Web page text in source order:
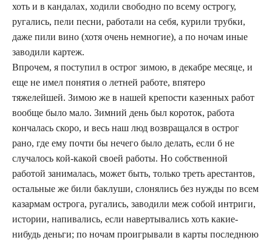
хоть и в кандалах, ходили свободно по всему острогу,
ругались, пели песни, работали на себя, курили трубки,
даже пили вино (хотя очень немногие), а по ночам иные
заводили картеж.
Впрочем, я поступил в острог зимою, в декабре месяце, и
еще не имел понятия о летней работе, впятеро
тяжелейшей. Зимою же в нашей крепости казенных работ
вообще было мало. Зимний день был короток, работа
кончалась скоро, и весь наш люд возвращался в острог
рано, где ему почти бы нечего было делать, если б не
случалось кой-какой своей работы. Но собственной
работой занималась, может быть, только треть арестантов,
остальные же били баклуши, слонялись без нужды по всем
казармам острога, ругались, заводили меж собой интриги,
истории, напивались, если навертывались хоть какие-
нибудь деньги; по ночам проигрывали в карты последнюю